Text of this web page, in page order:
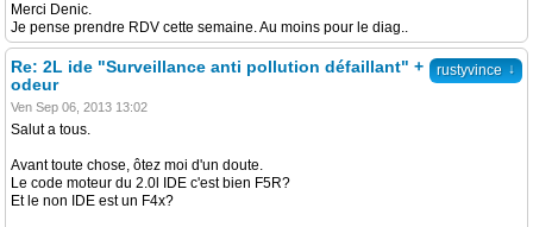
Merci Denic.
Je pense prendre RDV cette semaine. Au moins pour le diag..
rustyvince ↓
Re: 2L ide "Surveillance anti pollution défaillant" +
odeur
Ven Sep 06, 2013 13:02
Salut a tous.
Avant toute chose, ôtez moi d'un doute.
Le code moteur du 2.0l IDE c'est bien F5R?
Et le non IDE est un F4x?